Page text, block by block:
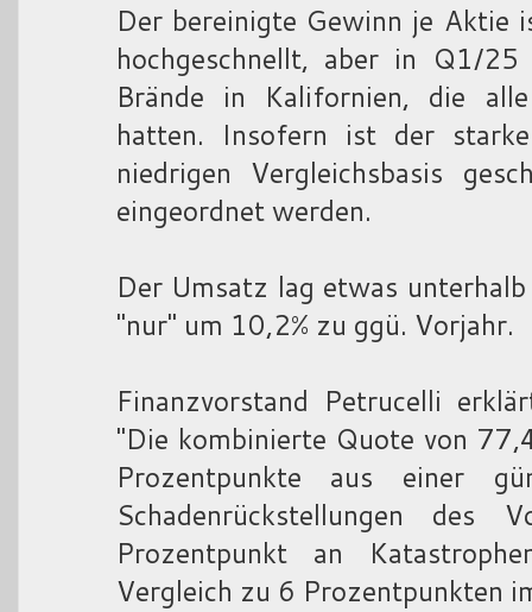
Der bereinigte Gewinn je Aktie
hochgeschnellt, aber in Q1/
Brände in Kalifornien, die
hatten. Insofern ist der
niedrigen Vergleichsbasis
eingeordnet werden.
Der Umsatz lag etwas
"nur" um 10,2% zu ggü. Vorjahr.
Finanzvorstand Petrucelli
"Die kombinierte Quote von
Prozentpunkte aus einer
Schadenrückstellungen
Prozentpunkt an
Vergleich zu 6 Prozentpunkten